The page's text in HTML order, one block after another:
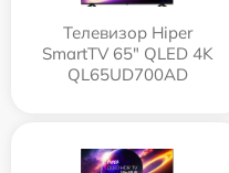
Телевизор Hiper
SmartTV 65" QLED 4K
QL65UD700AD